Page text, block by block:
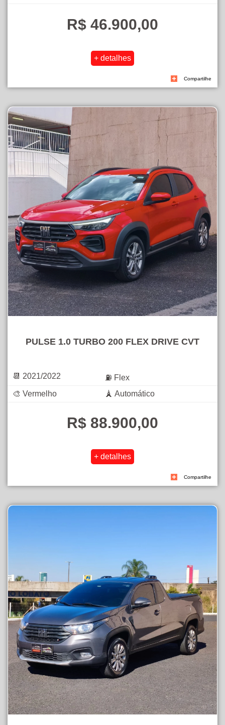
R$ 46.900,00
Compartilhe
PULSE 1.0 TURBO 200 FLEX DRIVE CVT
📆 2021/2022
⛽ Flex
🎨 Vermelho
🗼 Automático
R$ 88.900,00
Compartilhe